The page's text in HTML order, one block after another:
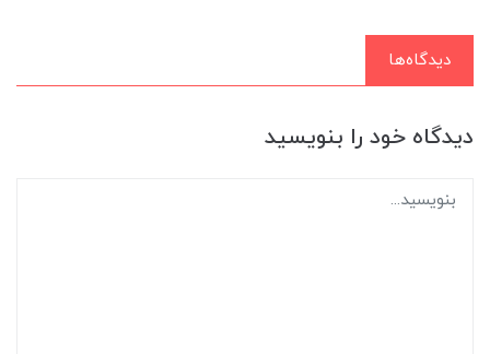
دیدگاه‌ها
دیدگاه خود را بنویسید